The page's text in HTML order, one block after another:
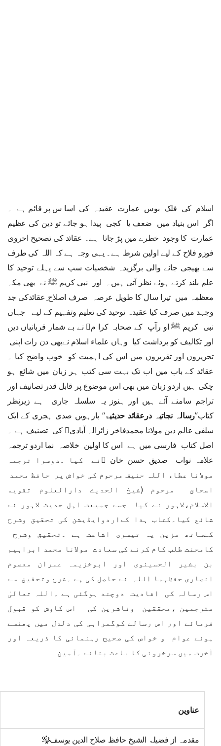
اسلام کی فلک بوس عمارت عقیدہ کی اسا س پر قائم ہے ۔
اگر اس بنیاد میں ضعف یا کجی پیدا ہو جائے تو دین کی عظیم
عمارت کا وجود خطرے میں پڑ جاتا ہے۔ عقائد کی تصحیح اخروی
فوزو فلاح کے لیے اولین شرط ہے۔ یہی وجہ ہے کہ اللہ کی طرف
سے بھیجی جانے والی برگزیدہ شخصیات سب سے پہلے توحید کا
علم بلند کرتے ہوئے نظر آتی ہیں۔ اور نبی کریم ﷺ نے بھی مکہ
معظمہ میں تیرا سال کا طویل عرصہ صرف اصلاح ِعقائدکی جد
وجہد میں صرف کیا عقیدہ توحید کی تعلیم وتفہیم کے لیے جہاں
نبی کریم ﷺ او رآپ کے صحابہ کرا م﷢ نے بے شمار قربانیاں دیں
اور تکالیف کو برداشت کیا وہاں علماء اسلام نےبھی دن رات اپنی
تحریروں اور تقریروں میں اس کی اہمیت کو خوب واضح کیا ۔
عقائد کے باب میں اب تک بہت سی کتب ہر زبان میں شائع ہو
چکی ہیں اردو زبان میں بھی اس موضوع پر قابل قدر تصانیف اور
تراجم سامنے آئے ہیں اور ہنوز یہ سلسلہ جاری ہے زیرنظر
کتاب’’رسالہ نجاتیہ درعقائد حدیثیۃ‘‘ بارہویں صدی ہجری کے ایک
سلفی عالم دین مولانا محمدفاخر زائرالہ آبادی﷫ کی تصنیف ہے ۔
اصل کتاب فارسی میں ہے اس کا اولین خلاصہ نما اردو ترجمہ
علامہ نواب صدیق حسن خان ﷫نے کیا ۔دوسرا ترجمہ
مولانا عطاء اللہ حنیف مرحوم کی خواش پر حافظ محمد
اسحاق مرحوم (شیخ الحدیث دارالعلوم تقویۃ
الاسلام،لاہور نے کیا جسے جمیعت اہل حدیث لاہور نے
شائع کیا۔کتاب ہذا کےاردوایڈیشن کی تحقیق وشرح
کےساتھ مزین یہ تیسری اشاعت ہے ۔تحقیق وشرح
کامحنت طلب کام کرنے کی سعادت مولانا محمد ابراہیم
بن بشیر الحسینوی اور ابوخزیمہ عمران معصوم
انصاری حفظہما اللہ نے حاصل کی ہے ۔شرح وتحقیق سے
اس رسالہ کی افادیت دوچند ہوگئی ہے ۔اللہ تعالیٰ
مترجمین ،محققین وناشرین کی اس کاوش کو قبول
فرمائے اور اس رسالے کوگمراہی کی دلدل میں پھنسے
ہوئے عوام و خواص کی صحیح رہنمائی کا ذریعہ اور
آخرت میں سرخروئی کا باعث بنائے ۔آمین
عناوین
مقدمہ از فضیلۃ الشیخ حافظ صلاح الدین یوسف﷾